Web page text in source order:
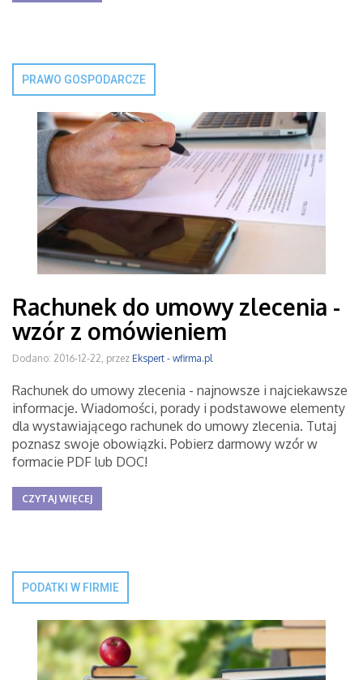
PRAWO GOSPODARCZE
Rachunek do umowy zlecenia -
wzór z omówieniem
Dodano: 2016-12-22, przez Ekspert - wfirma.pl
Rachunek do umowy zlecenia - najnowsze i najciekawsze
informacje. Wiadomości, porady i podstawowe elementy
dla wystawiającego rachunek do umowy zlecenia. Tutaj
poznasz swoje obowiązki. Pobierz darmowy wzór w
formacie PDF lub DOC!
CZYTAJ WIĘCEJ
PODATKI W FIRMIE